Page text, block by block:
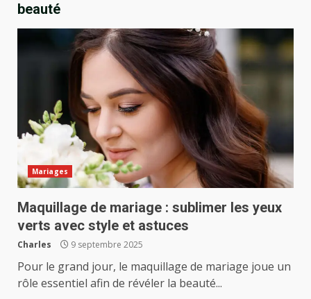
beauté
Mariages
Maquillage de mariage : sublimer les yeux
verts avec style et astuces
Charles 9 septembre 2025
Pour le grand jour, le maquillage de mariage joue un
rôle essentiel afin de révéler la beauté...